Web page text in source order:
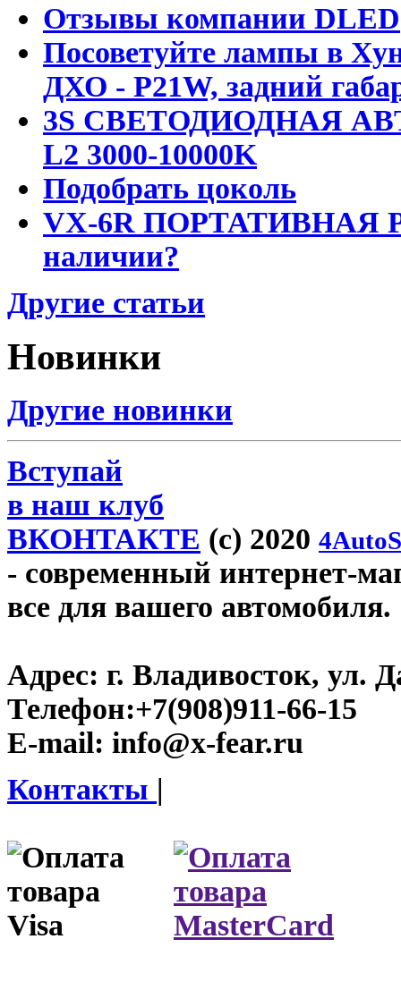
Отзывы компании DLED
Посоветуйте лампы в
ДХО - P21W, задний
3S СВЕТОДИОДНАЯ
L2 3000-10000K
Подобрать цоколь
VX-6R ПОРТАТИВНАЯ
наличии?
Другие статьи
Новинки
Другие новинки
Вступай
в наш клуб
ВКОНТАКТЕ (c) 2020
- современный интернет-
все для вашего автомобиля.
Адрес: г. Владивосток, ул.
Телефон:+7(908)911-66-15
E-mail: info@x-fear.ru
Контакты |